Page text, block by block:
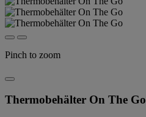
Pinch to zoom
Thermobehälter On The Go